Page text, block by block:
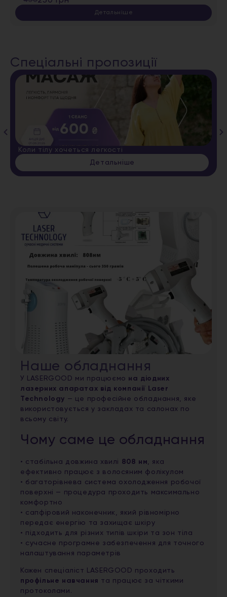
Детальніше
Спеціальні пропозиції
Коли тілу хочеться легкості
Детальніше
Наше обладнання
У LASERGOOD ми працюємо на діодних
лазерних апаратах від компанії Laser
Technology — це професійне обладнання, яке
використовується у закладах та салонах по
всьому світу.
Чому саме це обладнання
• стабільна довжина хвилі 808 нм , яка
ефективно працює з волосяним фолікулом
• багаторівнева система охолодження робочої
поверхні — процедура проходить максимально
комфортно
• сапфіровий наконечник, який рівномірно
передає енергію та захищає шкіру
• підходить для різних типів шкіри та зон тіла
• сучасне програмне забезпечення для точного
налаштування параметрів
Кожен спеціаліст LASERGOOD проходить
профільне навчання та працює за чіткими
протоколами.